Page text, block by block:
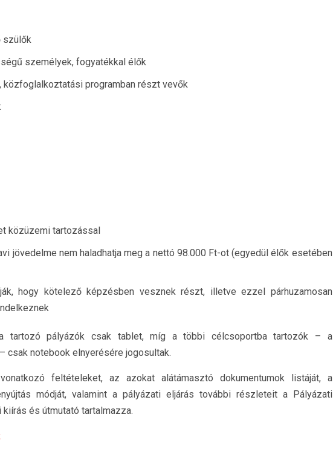
szülők
személyek, fogyatékkal élők
közfoglalkoztatási programban részt vevők
közüzemi tartozással
jövedelme nem haladhatja meg a nettó 98.000 Ft-ot (egyedül élők esetében
hogy kötelező képzésben vesznek részt, illetve ezzel párhuzamosan
tartozó pályázók csak tablet, míg a többi célcsoportba tartozók – a
csak notebook elnyerésére jogosultak.
feltételeket, az azokat alátámasztó dokumentumok listáját, a
módját, valamint a pályázati eljárás további részleteit a Pályázati
és útmutató tartalmazza.